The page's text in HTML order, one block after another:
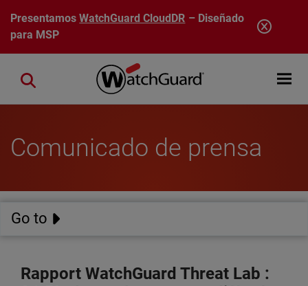
Pasar al contenido principal
PresentamosWatchGuard CloudDR – Diseñado
para MSP
Open
Close search
Comunicado de prensa
Go to
Rapport WatchGuard Threat Lab :